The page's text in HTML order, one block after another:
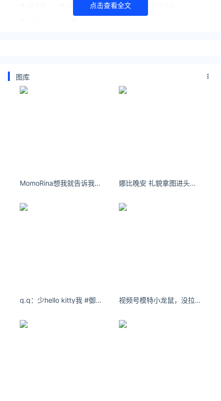
2024世界智能网联汽车大会
点击查看全文
图库
MomoRina想我就告诉我 不然我会以为你不想我啦 娜比晚安 礼貌拿图进头像库侵删祝宝宝天天开心 - 小红书
q.q：少hello kitty我 #御萝双修 #挥手变装 视频号模特小龙鼠，没拉，完美腿